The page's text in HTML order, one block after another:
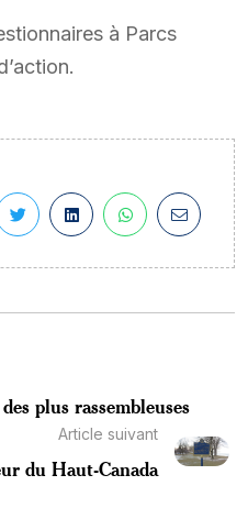
à Parcs
plus rassembleuses
Article suivant
du Haut-Canada